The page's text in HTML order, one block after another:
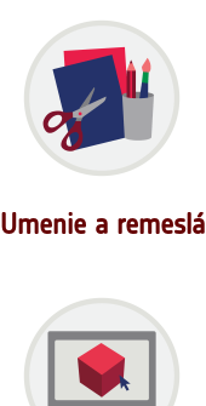
Umenie a remeslá